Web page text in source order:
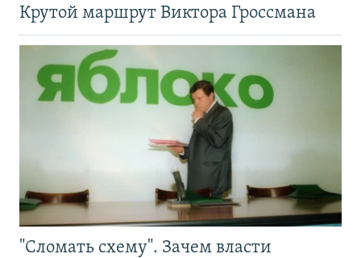
Крутой маршрут Виктора Гроссмана
"Сломать схему". Зачем власти